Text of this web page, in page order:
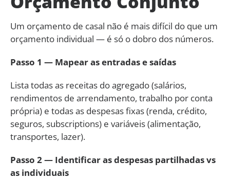
Um orçamento de casal não é mais difícil do que um
orçamento individual — é só o dobro dos números.
Passo 1 — Mapear as entradas e saídas
Lista todas as receitas do agregado (salários,
rendimentos de arrendamento, trabalho por conta
própria) e todas as despesas fixas (renda, crédito,
seguros, subscriptions) e variáveis (alimentação,
transportes, lazer).
Passo 2 — Identificar as despesas partilhadas vs
as individuais